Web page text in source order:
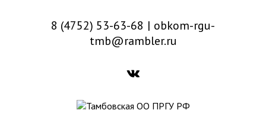
8 (4752) 53-63-68 | obkom-rgu-
tmb@rambler.ru